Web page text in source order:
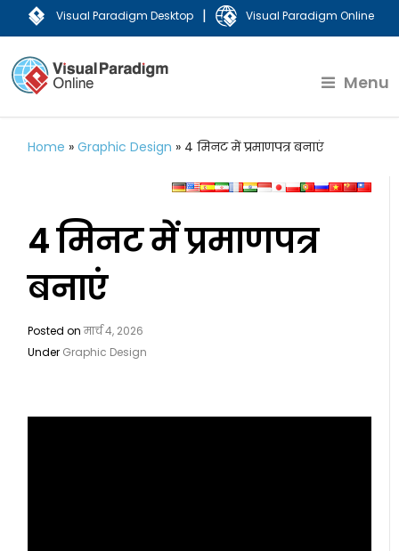
Visual Paradigm Desktop | Visual Paradigm Online
Menu
Home »Graphic Design » 4 मिनट में प्रमाणपत्र बनाएं
4 मिनट में प्रमाणपत्र
बनाएं
Posted onमार्च 4, 2026
Under Graphic Design